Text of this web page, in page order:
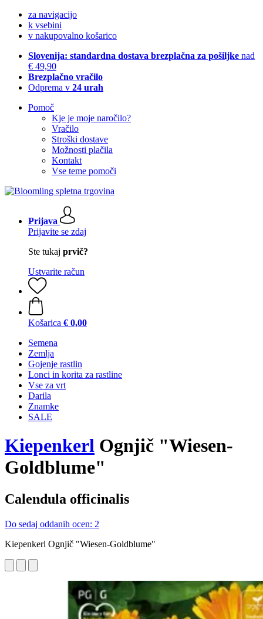
za navigacijo
k vsebini
v nakupovalno košarico
Slovenija: standardna dostava brezplačna za pošiljke nad
€ 49,90
Brezplačno vračilo
Odprema v 24 urah
Pomoč
Kje je moje naročilo?
Vračilo
Stroški dostave
Možnosti plačila
Kontakt
Vse teme pomoči
Prijava
Prijavite se zdaj
Ste tukaj prvič?
Ustvarite račun
Košarica € 0,00
Semena
Zemlja
Gojenje rastlin
Lonci in korita za rastline
Vse za vrt
Darila
Znamke
SALE
Kiepenkerl Ognjič "Wiesen-
Goldblume"
Calendula officinalis
Do sedaj oddanih ocen: 2
Kiepenkerl Ognjič "Wiesen-Goldblume"